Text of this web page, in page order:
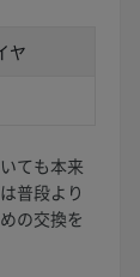
ヤ
ても本来
普段より
の交換を